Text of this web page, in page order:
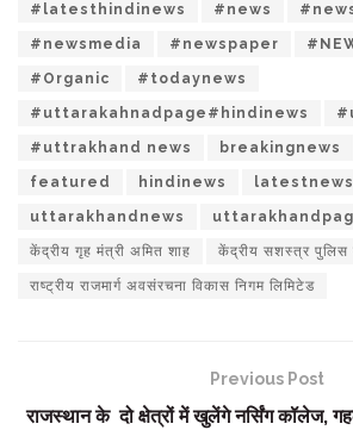
#latesthindinews #news
#newsmedia #newspaper
#Organic #todaynews
#uttarakahnadpage#hindinews
#uttrakhand news breakingnews
featured hindinews latestnews
uttarakhandnews
केंद्रीय गृह मंत्री अमित शाह केंद्रीय सशस्त्र पुलिस
राष्ट्रीय राजमार्ग अवसंरचना विकास निगम लिमिटेड
Previous Post
राजस्थान के दो क्षेत्रों में खुलेंगे नर्सिंग कॉलेज,